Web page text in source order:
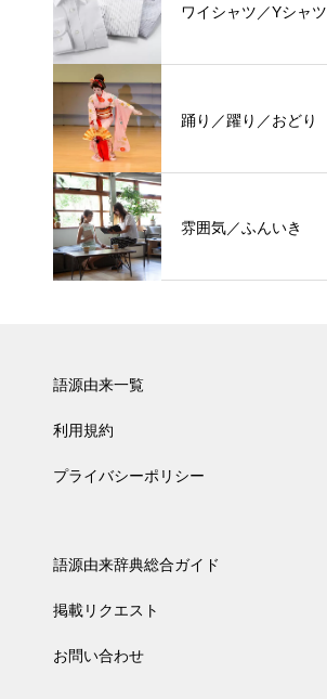
ワイシャツ／Yシャツ
踊り／躍り／おどり
雰囲気／ふんいき
語源由来一覧
利用規約
プライバシーポリシー
語源由来辞典総合ガイド
掲載リクエスト
お問い合わせ